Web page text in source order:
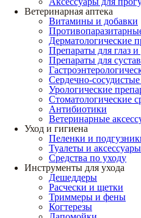
Ветеринарная аптека
Витамины и добавки
Дерматологические
Препараты для глаз
Препараты для
Сердечно-
Урологические
Стоматологические
Антибиотики
Ветеринарные
Уход и гигиена
Пеленки и
Туалеты и аксессуары
Средства по уходу
Инструменты для ухода
Дешеддеры
Расчески и щетки
Триммеры и фены
Когтерезы